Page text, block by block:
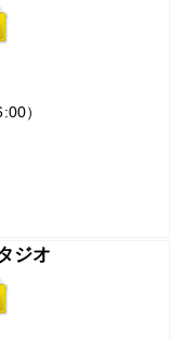
）
ジオ